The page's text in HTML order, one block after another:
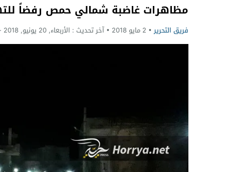
Previous
Next
مظاهرات غاضبة شمالي حمص رفضاً
فريق التحرير 2 مايو 2018 آخر تحديث : الأربعاء, 20 يونيو, 2018 - 1:48 صباحًا